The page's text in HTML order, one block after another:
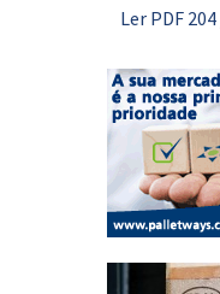
Ler PDF 204